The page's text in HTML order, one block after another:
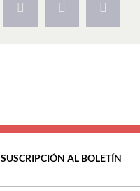
Facebook
X Pinterest
SUSCRIPCIÓN AL BOLETÍN